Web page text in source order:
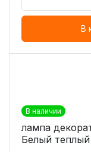
В
В наличии
лампа
Белый